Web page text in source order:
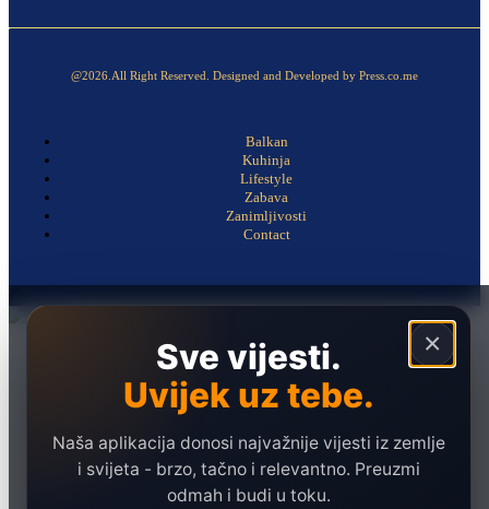
@2026.All Right Reserved. Designed and Developed by Press.co.me
Balkan
Kuhinja
Lifestyle
Zabava
Zanimljivosti
Contact
×
Sve vijesti.
Uvijek uz tebe.
Naša aplikacija donosi najvažnije vijesti iz zemlje
i svijeta - brzo, tačno i relevantno. Preuzmi
odmah i budi u toku.
Hronika
Ekonomija